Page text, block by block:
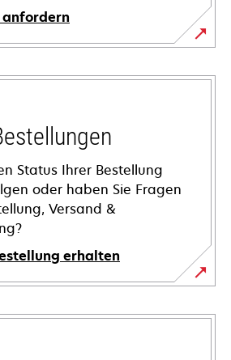
Status Ihrer Bestellung
oder haben Sie Fragen
Versand &
erhalten